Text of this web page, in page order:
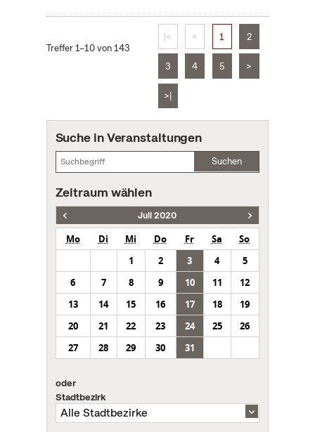
Treffer 1–10 von 143
|< < 1 2
3 4 5 >
>|
Suche in Veranstaltungen
Suchen
Zeitraum wählen
Juli 2020
Mo Di Mi Do Fr Sa
So
1
2 3 4
5
6
7 8 9 10 11
12
13
14 15 16 17 18
19
20
21 22 23 24 25
26
27
28 29 30 31
oder
Stadtbezirk